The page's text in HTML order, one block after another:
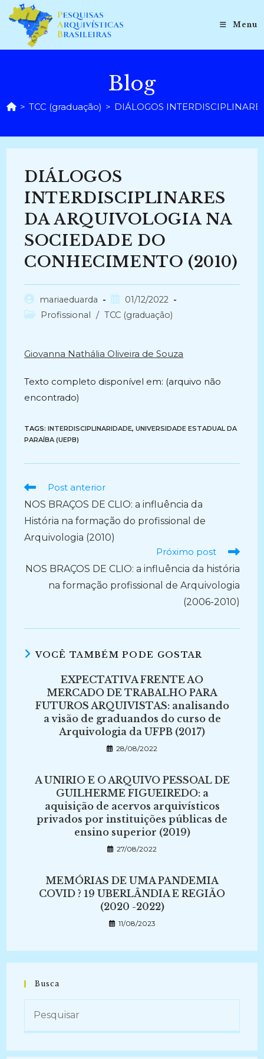
para
conteúdo
Menu
Blog
> TCC (graduação) > DIÁLOGOS
DIÁLOGOS
INTERDISCIPLINARES
DA ARQUIVOLOGIA NA
SOCIEDADE DO
CONHECIMENTO (2010)
Autor
do
mariaeduarda
Post
publicado:
01/12/2022
Categoria
Profissional / TCC (graduação)
Giovanna Nathália Oliveira de Souza
Texto completo disponível em: (arquivo não
encontrado)
TAGS:INTERDISCIPLINARIDADE, UNIVERSIDADE ESTADUAL DA
PARAÍBA (UEPB)
Ler
artigos
Post anterior
NOS BRAÇOS DE CLIO: a influência da
História na formação do profissional de
Arquivologia (2010)
Próximo post
NOS BRAÇOS DE CLIO: a influência da história
na formação profissional de Arquivologia
(2006-2010)
VOCÊ TAMBÉM PODE GOSTAR
EXPECTATIVA FRENTE AO
MERCADO DE TRABALHO PARA
FUTUROS ARQUIVISTAS: analisando
a visão de graduandos do curso de
Arquivologia da UFPB (2017)
28/08/2022
A UNIRIO E O ARQUIVO PESSOAL DE
GUILHERME FIGUEIREDO: a
aquisição de acervos arquivísticos
privados por instituições públicas de
ensino superior (2019)
27/08/2022
MEMÓRIAS DE UMA PANDEMIA
COVID ? 19 UBERLÂNDIA E REGIÃO
(2020 -2022)
11/08/2023
Busca